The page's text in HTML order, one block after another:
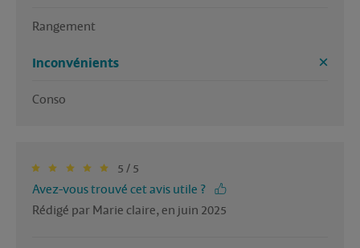
Rangement
Inconvénients
Conso
5 / 5
Avez-vous trouvé cet avis utile ?
Rédigé par Marie claire, en juin 2025